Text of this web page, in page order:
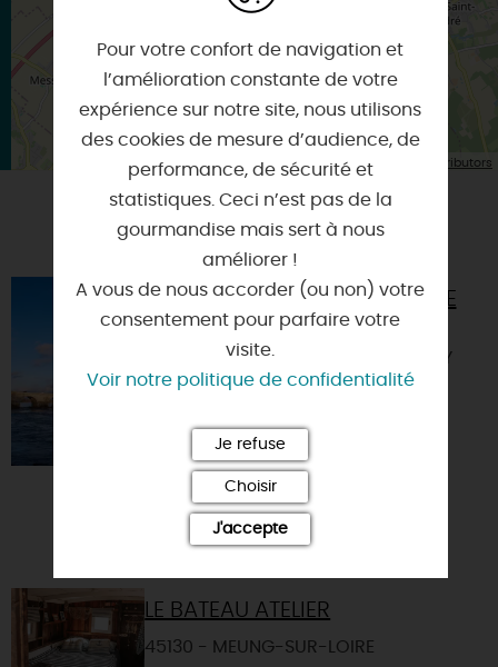
| Map data © OpenStreetMap contributors
VOUS AIMEREZ AUSSI
VISITE DE LA VILLE
DE BEAUGENCY
45190 - BEAUGENCY
LE BATEAU ATELIER
45130 - MEUNG-SUR-LOIRE
Pour votre confort de navigation et
l’amélioration constante de votre
expérience sur notre site, nous utilisons
des cookies de mesure d’audience, de
performance, de sécurité et
statistiques. Ceci n’est pas de la
gourmandise mais sert à nous
améliorer !
A vous de nous accorder (ou non) votre
consentement pour parfaire votre
visite.
Voir notre politique de confidentialité
Je refuse
Choisir
J'accepte